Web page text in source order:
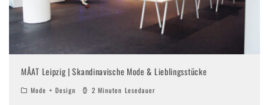
MÅAT Leipzig | Skandinavische Mode & Lieblingsstücke
Mode + Design 2 Minuten Lesedauer